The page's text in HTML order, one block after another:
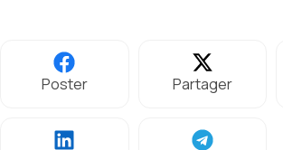
Poster Partager